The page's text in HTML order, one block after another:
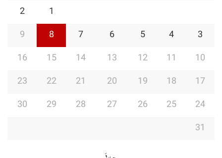
1
2
3
4
5
6
7
8
9
10
11
12
13
14
15
16
17
18
19
20
21
22
23
24
25
26
27
28
29
30
31